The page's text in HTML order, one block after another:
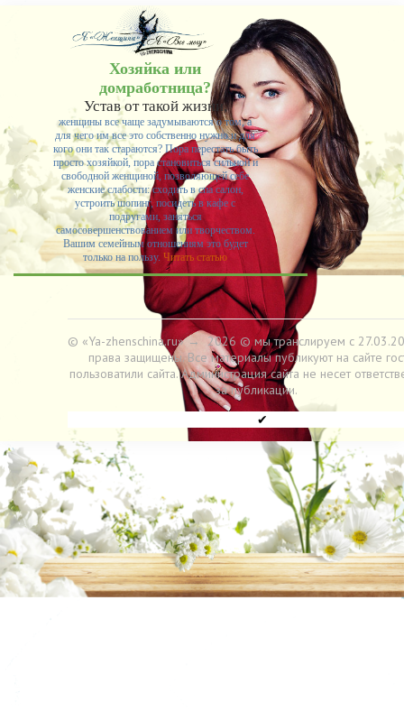
никогда не бывает полезен никому, кроме того, кто его дал.
-- Люблю давать советы и очень не люблю, когда их дают мне.
Хозяйка или
домработница?
Устав от такой жизни,
женщины все чаще задумываются о том, а
для чего им все это собственно нужно и для
кого они так стараются? Пора перестать быть
просто хозяйкой, пора становиться сильной и
свободной женщиной, позволяющей себе
женские слабости: сходить в спа салон,
устроить шопинг, посидеть в кафе с
подругами, заняться
самосовершенствованием или творчеством.
Вашим семейным отношениям это будет
только на пользу. Читать статью
© «Ya-zhenschina.ru»→ 2026 © мы транслируем с
права защищены. Все материалы публикуют на сайте
пользоватили сайта. Администрация сайта не несет
за публикации.
✔